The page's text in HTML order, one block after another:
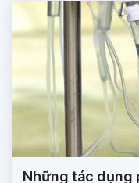
Những tác dụng